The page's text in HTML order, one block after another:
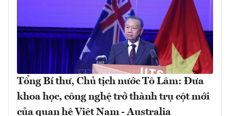
Tổng Bí thư, Chủ tịch nước Tô Lâm: Đưa
khoa học, công nghệ trở thành trụ cột mới
của quan hệ Việt Nam - Australia